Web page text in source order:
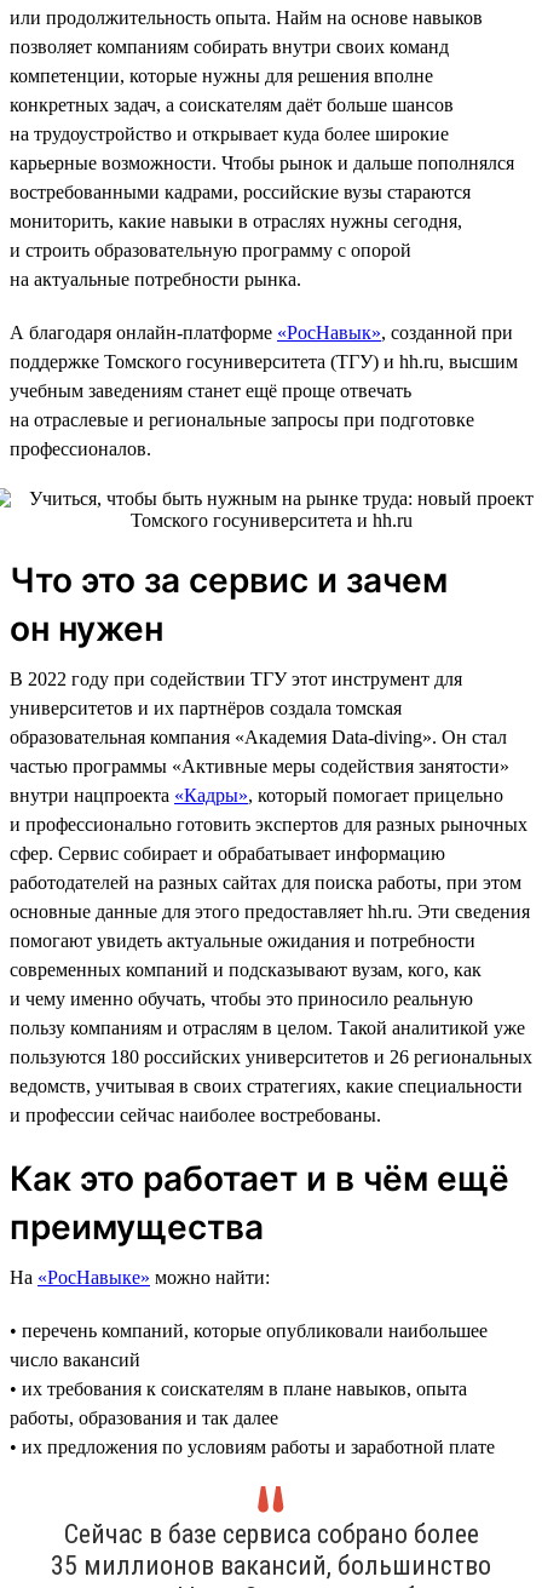
или продолжительность опыта. Найм на основе навыков
позволяет компаниям собирать внутри своих команд
компетенции, которые нужны для решения вполне
конкретных задач, а соискателям даёт больше шансов
на трудоустройство и открывает куда более широкие
карьерные возможности. Чтобы рынок и дальше пополнялся
востребованными кадрами, российские вузы стараются
мониторить, какие навыки в отраслях нужны сегодня,
и строить образовательную программу с опорой
на актуальные потребности рынка.
А благодаря онлайн-платформе «РосНавык», созданной при
поддержке Томского госуниверситета (ТГУ) и hh.ru, высшим
учебным заведениям станет ещё проще отвечать
на отраслевые и региональные запросы при подготовке
профессионалов.
Что это за сервис и зачем
он нужен
В 2022 году при содействии ТГУ этот инструмент для
университетов и их партнёров создала томская
образовательная компания «Академия Data-diving». Он стал
частью программы «Активные меры содействия занятости»
внутри нацпроекта «Кадры», который помогает прицельно
и профессионально готовить экспертов для разных рыночных
сфер. Сервис собирает и обрабатывает информацию
работодателей на разных сайтах для поиска работы, при этом
основные данные для этого предоставляет hh.ru. Эти сведения
помогают увидеть актуальные ожидания и потребности
современных компаний и подсказывают вузам, кого, как
и чему именно обучать, чтобы это приносило реальную
пользу компаниям и отраслям в целом. Такой аналитикой уже
пользуются 180 российских университетов и 26 региональных
ведомств, учитывая в своих стратегиях, какие специальности
и профессии сейчас наиболее востребованы.
Как это работает и в чём ещё
преимущества
На «РосНавыке» можно найти:
• перечень компаний, которые опубликовали наибольшее
число вакансий
• их требования к соискателям в плане навыков, опыта
работы, образования и так далее
• их предложения по условиям работы и заработной плате
Сейчас в базе сервиса собрано более
35 миллионов вакансий, большинство